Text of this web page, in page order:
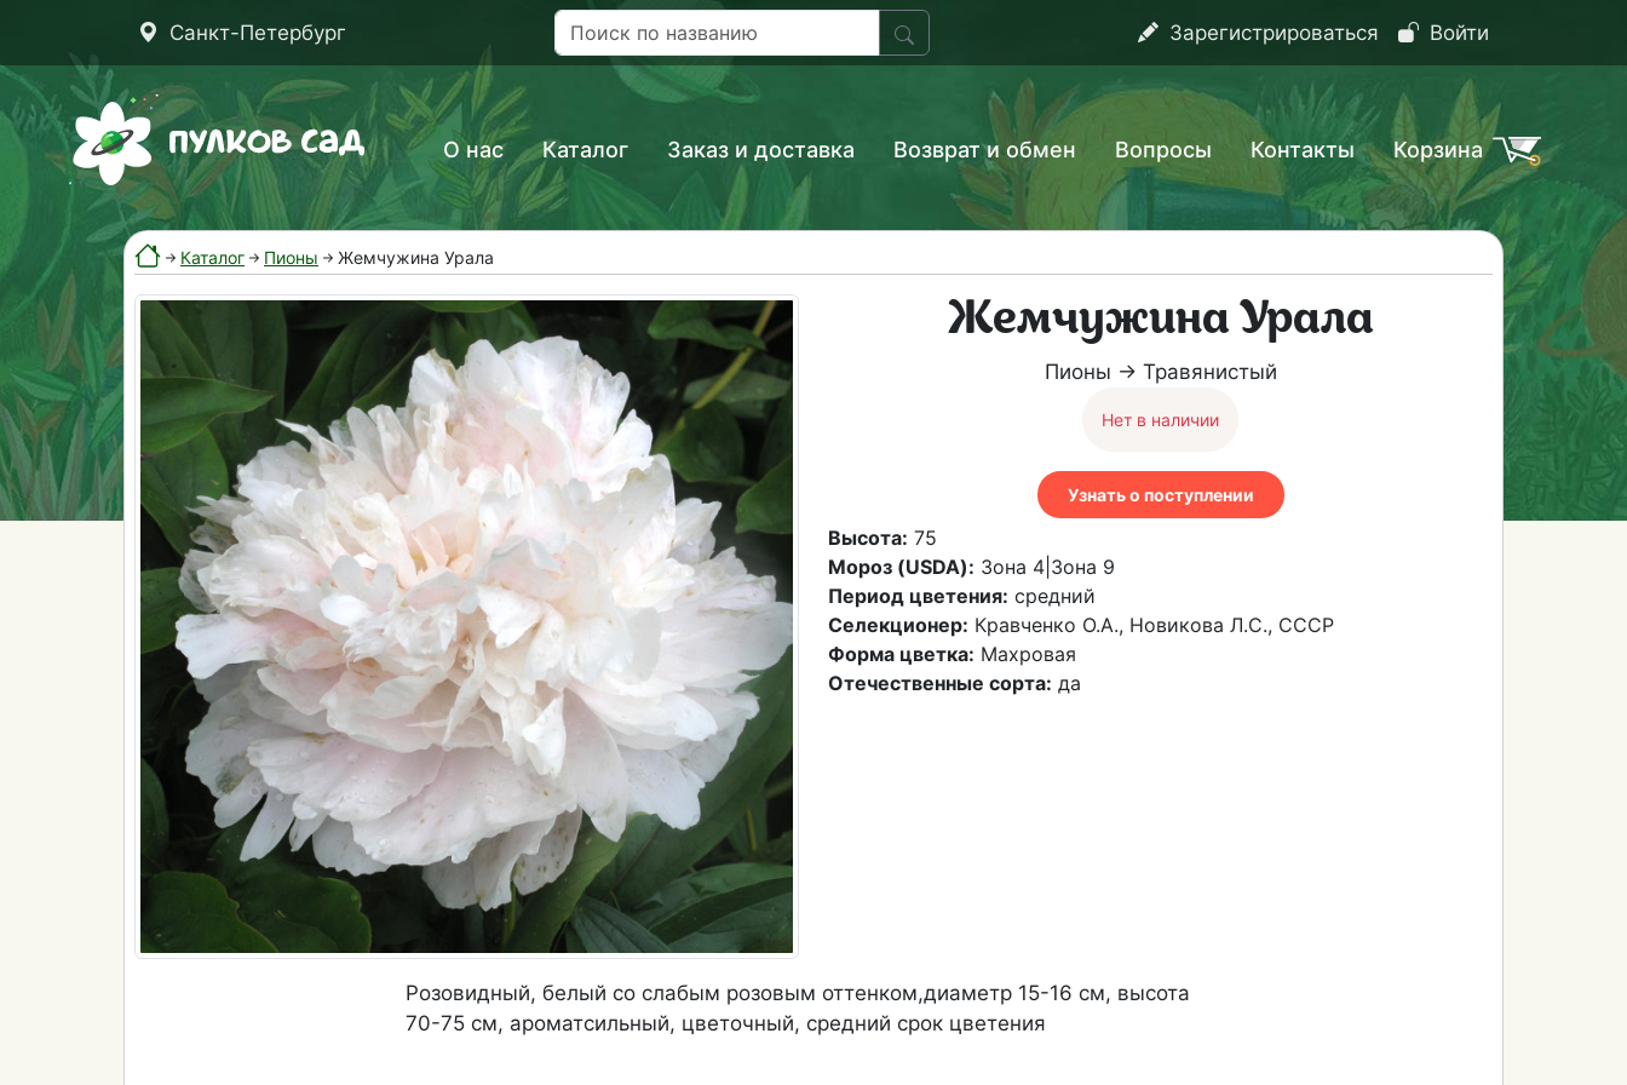
Санкт-Петербург Зарегистрироваться Войти
О нас Каталог Заказ и доставка Возврат и обмен Вопросы Контакты Корзина
Каталог Пионы Жемчужина Урала
Жемчужина Урала
Пионы → Травянистый
Нет в наличии
Узнать о поступлении
Высота: 75
Мороз (USDA): Зона 4|Зона 9
Период цветения: средний
Селекционер: Кравченко О.А., Новикова Л.С., СССР
Форма цветка: Махровая
Отечественные сорта: да
Розовидный, белый со слабым розовым оттенком,диаметр 15-16 см, высота
70-75 см, ароматсильный, цветочный, средний срок цветения